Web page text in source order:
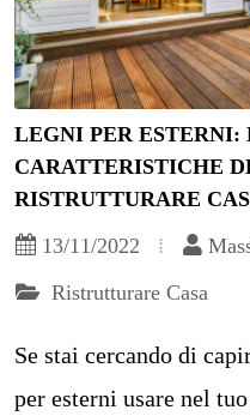
LEGNI PER
CARATTERISTICHE
RISTRUTTURARE
13/11/2022
Ristrutturare Casa
Se stai cercando di
per esterni usare nel